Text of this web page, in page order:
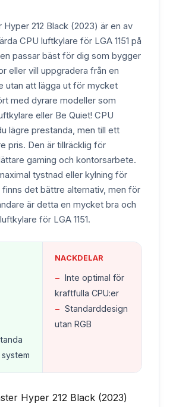
212 Black (2023) är en av
CPU luftkylare för LGA 1151 på
passar bäst för dig som bygger
eller vill uppgradera från en
utan att lägga ut för mycket
med dyrare modeller som
eller Be Quiet! CPU
lägre prestanda, men till ett
pris. Den är tillräcklig för
gaming och kontorsarbete.
tystnad eller kylning för
det bättre alternativ, men för
är detta en mycket bra och
för LGA 1151.
NACKDELAR
− Inte optimal för
kraftfulla CPU:er
− Standarddesign
utan RGB